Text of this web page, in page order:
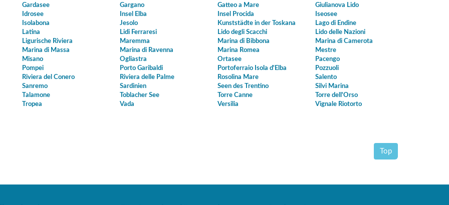
Gardasee Gargano Gatteo a Mare
Giulianova Lido
Idrosee Insel Elba Insel Procida
Iseosee
Isolabona Jesolo Kunststädte in der Toskana
Lago di Endine
Latina Lidi Ferraresi Lido degli Scacchi
Lido delle Nazioni
Ligurische Riviera Maremma Marina di Bibbona
Marina di Camerota
Marina di Massa Marina di Ravenna Marina Romea
Mestre
Misano Ogliastra Ortasee
Pacengo
Pompei Porto Garibaldi Portoferraio Isola d'Elba
Pozzuoli
Riviera del Conero Riviera delle Palme Rosolina Mare
Salento
Sanremo Sardinien Seen des Trentino
Silvi Marina
Talamone Toblacher See Torre Canne
Torre dell'Orso
Tropea Vada Versilia
Vignale Riotorto
Top